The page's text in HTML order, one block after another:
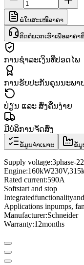
ຂໍໃບສະເໜີລາຄາ
ຕິດຕໍ່ພວກເຮົາເພື່ອລາຄາ
ການຊຳລະເງິນທີ່ປອດໄພ
ການຮັບປະກັນຄຸນນະພາ
ປ່ຽນ ແລະ ສົ່ງຄືນງ່າຍ
ມີບໍລິການຈັດສົ່ງ
ຂໍ້ມູນຈຳເພາະ ຂໍ້ມູ
Supply voltage:3phase-
Engine:160kW230V,315
Rated current:590A
Softstart and stop
Integratedfunctionalityand
Applications inpumps,
Manufacturer:Schneider
Warranty:12months